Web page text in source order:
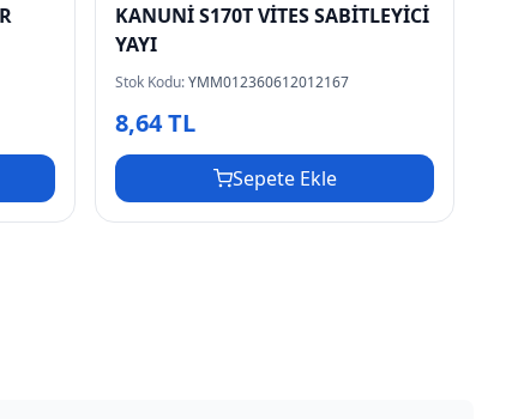
KANUNİ S170T VİTES SABİTLEYİCİ
YAYI
Stok Kodu:YMM012360612012167
8,64 TL
Sepete Ekle